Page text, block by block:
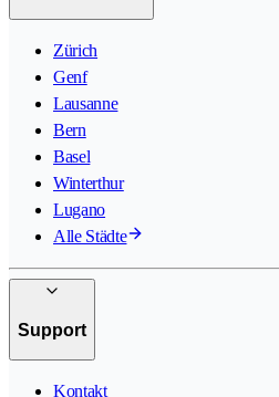
Zürich
Genf
Lausanne
Bern
Basel
Winterthur
Lugano
Alle Städte
Support
Kontakt